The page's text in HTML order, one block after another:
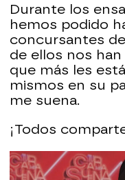
Durante los
hemos podido
concursantes
de ellos nos
que más les
mismos en su
me suena.
¡Todos